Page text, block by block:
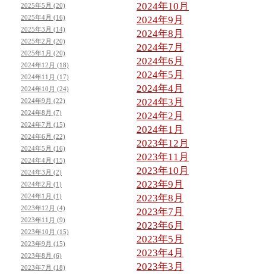
2024年10月
2024年9月
2024年8月
2024年7月
2024年6月
2024年5月
2024年4月
2024年3月
2024年2月
2024年1月
2023年12月
2023年11月
2023年10月
2023年9月
2023年8月
2023年7月
2023年6月
2023年5月
2023年4月
2023年3月
2025年5月 (20)
2025年4月 (16)
2025年3月 (14)
2025年2月 (20)
2025年1月 (20)
2024年12月 (18)
2024年11月 (17)
2024年10月 (24)
2024年9月 (22)
2024年8月 (7)
2024年7月 (15)
2024年6月 (22)
2024年5月 (16)
2024年4月 (15)
2024年3月 (2)
2024年2月 (1)
2024年1月 (1)
2023年12月 (4)
2023年11月 (9)
2023年10月 (15)
2023年9月 (15)
2023年8月 (6)
2023年7月 (18)